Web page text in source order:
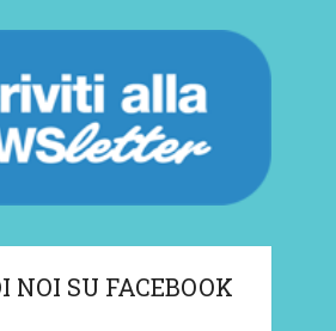
NOI SU FACEBOOK